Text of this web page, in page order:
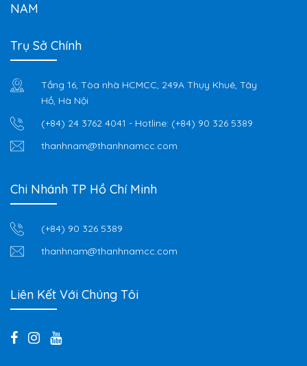
NAM
Trụ Sở Chính
Tầng 16, Tòa nhà HCMCC, 249A Thụy Khuê, Tây
Hồ, Hà Nội
(+84) 24 3762 4041 - Hotline: (+84) 90 326 5389
thanhnam@thanhnamcc.com
Chi Nhánh TP Hồ Chí Minh
(+84) 90 326 5389
thanhnam@thanhnamcc.com
Liên Kết Với Chúng Tôi